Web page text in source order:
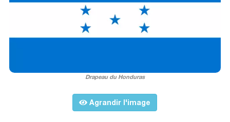
Drapeau du Honduras
Agrandir l'image